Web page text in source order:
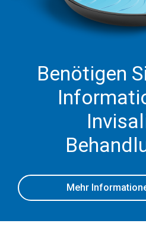
Benötigen
Mehr